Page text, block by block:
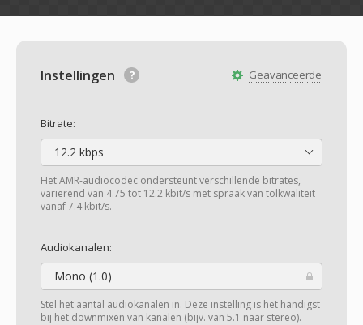
Geavanceerde
Instellingen
Bitrate:
12.2 kbps
Het AMR-audiocodec ondersteunt verschillende bitrates,
variërend van 4.75 tot 12.2 kbit/s met spraak van tolkwaliteit
vanaf 7.4 kbit/s.
Audiokanalen:
Mono (1.0)
Stel het aantal audiokanalen in. Deze instelling is het handigst
bij het downmixen van kanalen (bijv. van 5.1 naar stereo).